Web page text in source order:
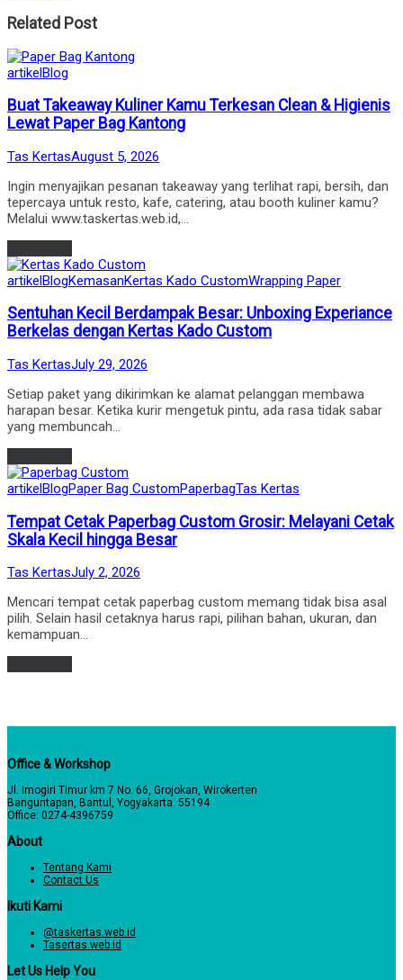
Related Post
Posted
artikelBlog
Buat Takeaway Kuliner Kamu Terkesan Clean & Higienis
Lewat Paper Bag Kantong
by
Tas KertasPosted
August 5, 2026
Ingin menyajikan pesanan takeaway yang terlihat rapi, bersih, dan
tepercaya untuk resto, kafe, catering, atau booth kuliner kamu?
Melalui www.taskertas.web.id,…
Posted
artikelBlogKemasanKertas Kado CustomWrapping Paper
Sentuhan Kecil Berdampak Besar: Unboxing Experiance
Berkelas dengan Kertas Kado Custom
by
Tas KertasPosted
July 29, 2026
Setiap paket yang dikirimkan ke alamat pelanggan membawa
harapan besar. Ketika kurir mengetuk pintu, ada rasa tidak sabar
yang membuncah…
Posted
artikelBlogPaper Bag CustomPaperbagTas Kertas
Tempat Cetak Paperbag Custom Grosir: Melayani Cetak
Skala Kecil hingga Besar
by
Tas KertasPosted
July 2, 2026
Mencari tempat cetak paperbag custom memang tidak bisa asal
pilih. Selain hasil cetaknya harus rapi, pilihan bahan, ukuran, dan
kemampuan…
Office & Workshop
Jl. Imogiri Timur km 7 No. 66, Grojokan, Wirokerten
Banguntapan, Bantul, Yogyakarta. 55194
Office: 0274-4396759
About
Tentang Kami
Contact Us
Ikuti Kami
@taskertas.web.id
Tasertas.web.id
Let Us Help You